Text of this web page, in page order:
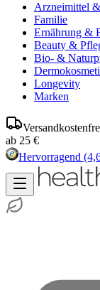
Arzneimittel
Familie
Ernährung &
Beauty &
Bio- &
Longevity
Marken
ab 25 €
Hervorragend